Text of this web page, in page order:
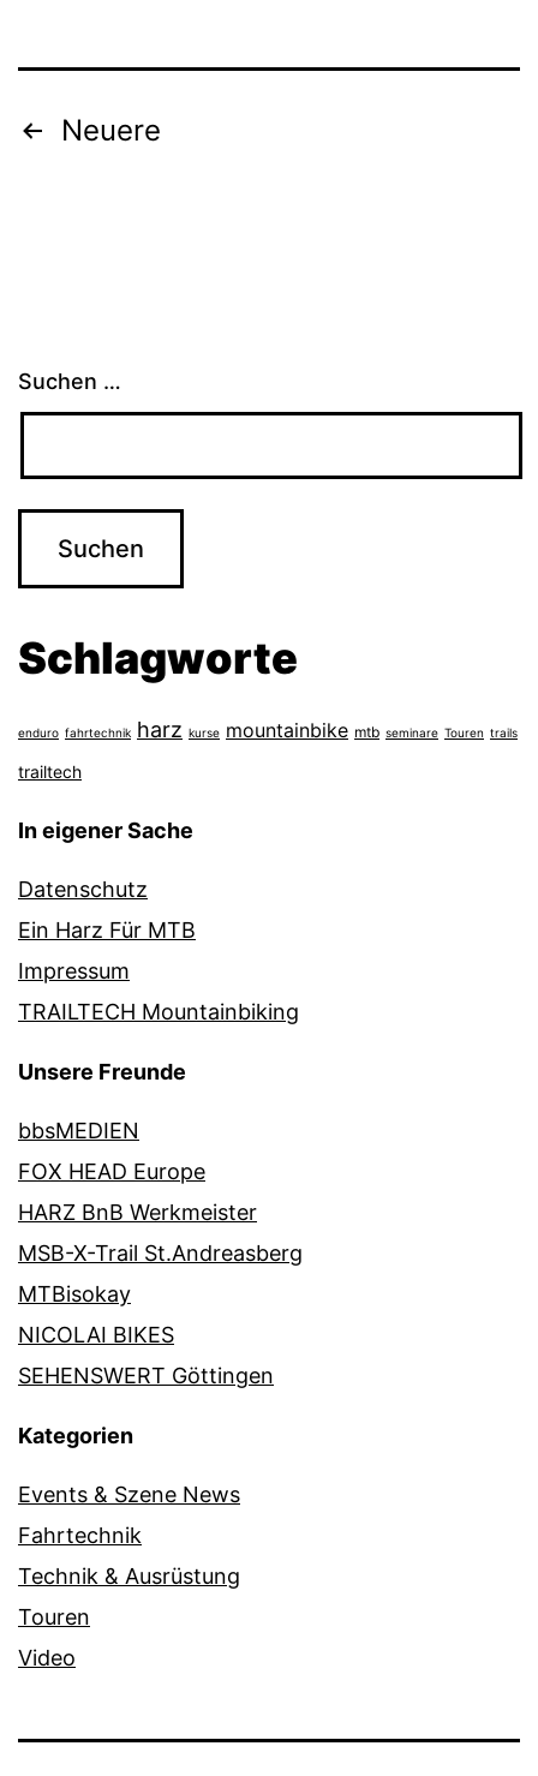
Seitennummerierung
Neuere
Suchen …
Schlagworte
enduro fahrtechnik harz kurse mountainbike mtb seminare Touren trails
trailtech
In eigener Sache
Datenschutz
Ein Harz Für MTB
Impressum
TRAILTECH Mountainbiking
Unsere Freunde
bbsMEDIEN
FOX HEAD Europe
HARZ BnB Werkmeister
MSB-X-Trail St.Andreasberg
MTBisokay
NICOLAI BIKES
SEHENSWERT Göttingen
Kategorien
Events & Szene News
Fahrtechnik
Technik & Ausrüstung
Touren
Video